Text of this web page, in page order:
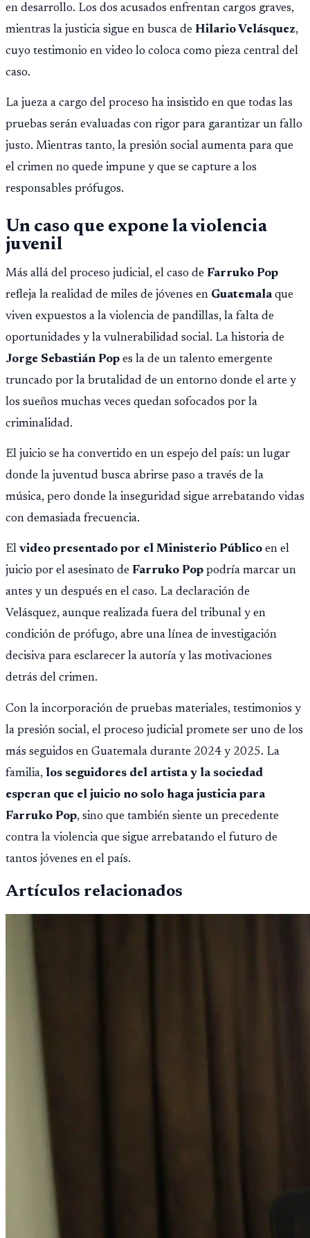
en desarrollo. Los dos acusados enfrentan cargos graves,
mientras la justicia sigue en busca de Hilario Velásquez,
cuyo testimonio en video lo coloca como pieza central del
caso.
La jueza a cargo del proceso ha insistido en que todas las
pruebas serán evaluadas con rigor para garantizar un fallo
justo. Mientras tanto, la presión social aumenta para que
el crimen no quede impune y que se capture a los
responsables prófugos.
Un caso que expone la violencia
juvenil
Más allá del proceso judicial, el caso de Farruko Pop
refleja la realidad de miles de jóvenes en Guatemalaque
viven expuestos a la violencia de pandillas, la falta de
oportunidades y la vulnerabilidad social. La historia de
Jorge Sebastián Pop es la de un talento emergente
truncado por la brutalidad de un entorno donde el arte y
los sueños muchas veces quedan sofocados por la
criminalidad.
El juicio se ha convertido en un espejo del país: un lugar
donde la juventud busca abrirse paso a través de la
música, pero donde la inseguridad sigue arrebatando vidas
con demasiada frecuencia.
El video presentado por el Ministerio Público en el
juicio por el asesinato de Farruko Pop podría marcar un
antes y un después en el caso. La declaración de
Velásquez, aunque realizada fuera del tribunal y en
condición de prófugo, abre una línea de investigación
decisiva para esclarecer la autoría y las motivaciones
detrás del crimen.
Con la incorporación de pruebas materiales, testimonios y
la presión social, el proceso judicial promete ser uno de los
más seguidos en Guatemala durante 2024 y 2025. La
familia, los seguidores del artista y la sociedad
esperan que el juicio no solo haga justicia para
Farruko Pop, sino que también siente un precedente
contra la violencia que sigue arrebatando el futuro de
tantos jóvenes en el país.
Artículos relacionados